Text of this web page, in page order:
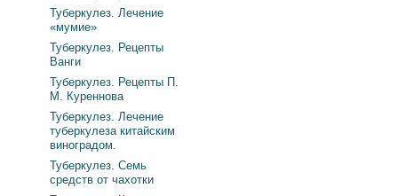
Туберкулез. Лечение
«мумие»
Туберкулез. Рецепты
Ванги
Туберкулез. Рецепты П.
М. Куреннова
Туберкулез. Лечение
туберкулеза китайским
виноградом.
Туберкулез. Семь
средств от чахотки